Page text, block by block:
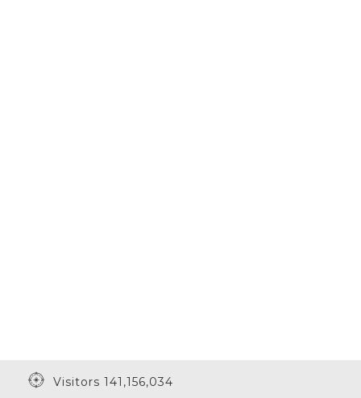
Visitors 141,156,034